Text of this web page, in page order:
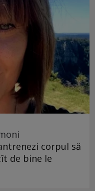
corpul să
de bine le